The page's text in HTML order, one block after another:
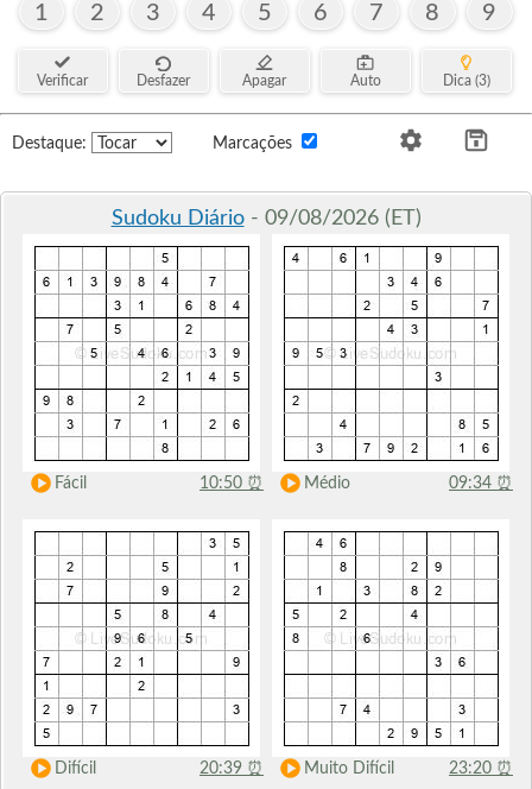
1 2 3 4 5 6 7 8 9
Verificar Desfazer Apagar Auto Dica (3)
Destaque: Marcações
Sudoku Diário- 09/08/2026 (ET)
Fácil 10:50 ⏰ Médio 09:34 ⏰
Difícil 20:39 ⏰ Muito Difícil 23:20 ⏰